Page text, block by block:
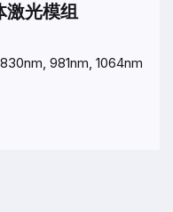
激光模组
981nm, 1064nm